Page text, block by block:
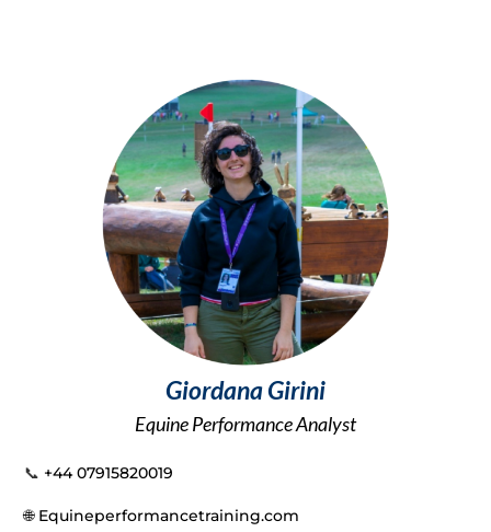
Giordana Girini
Equine Performance Analyst
📞 +44 07915820019
🌐 Equineperformancetraining.com